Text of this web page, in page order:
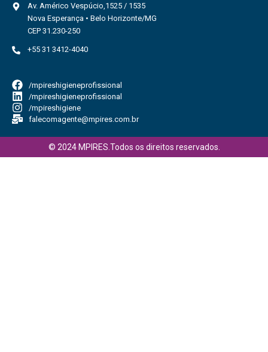
Av. Américo Vespúcio,1525 / 1535
Nova Esperança • Belo Horizonte/MG
CEP 31.230-250
+55 31 3412-4040
/mpireshigieneprofissional
/mpireshigieneprofissional
/mpireshigiene
falecomagente@mpires.com.br
© 2024 MPIRES.Todos os direitos reservados.